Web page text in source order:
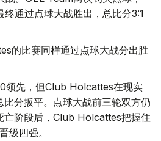
通过点球大战胜出，总比分3:1
的比赛同样通过点球大战分出胜
领先，但Club Holcattes在现实
比分扳平。点球大战前三轮双方仍
亡阶段后，Club Holcattes把握住
级四强。